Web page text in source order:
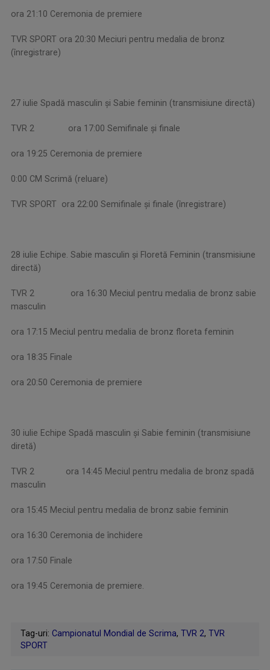
ora 21:10 Ceremonia de premiere
TVR SPORT ora 20:30 Meciuri pentru medalia de bronz
(înregistrare)
27 iulie Spadă masculin și Sabie feminin (transmisiune directă)
TVR 2 ora 17:00 Semifinale și finale
ora 19:25 Ceremonia de premiere
0:00 CM Scrimă (reluare)
TVR SPORT ora 22:00 Semifinale și finale (înregistrare)
28 iulie Echipe. Sabie masculin și Floretă Feminin (transmisiune
directă)
TVR 2 ora 16:30 Meciul pentru medalia de bronz sabie
masculin
ora 17:15 Meciul pentru medalia de bronz floreta feminin
ora 18:35 Finale
ora 20:50 Ceremonia de premiere
30 iulie Echipe Spadă masculin și Sabie feminin (transmisiune
diretă)
TVR 2 ora 14:45 Meciul pentru medalia de bronz spadă
masculin
ora 15:45 Meciul pentru medalia de bronz sabie feminin
ora 16:30 Ceremonia de închidere
ora 17:50 Finale
ora 19:45 Ceremonia de premiere.
Tag-uri: Campionatul Mondial de Scrima, TVR 2, TVR
SPORT